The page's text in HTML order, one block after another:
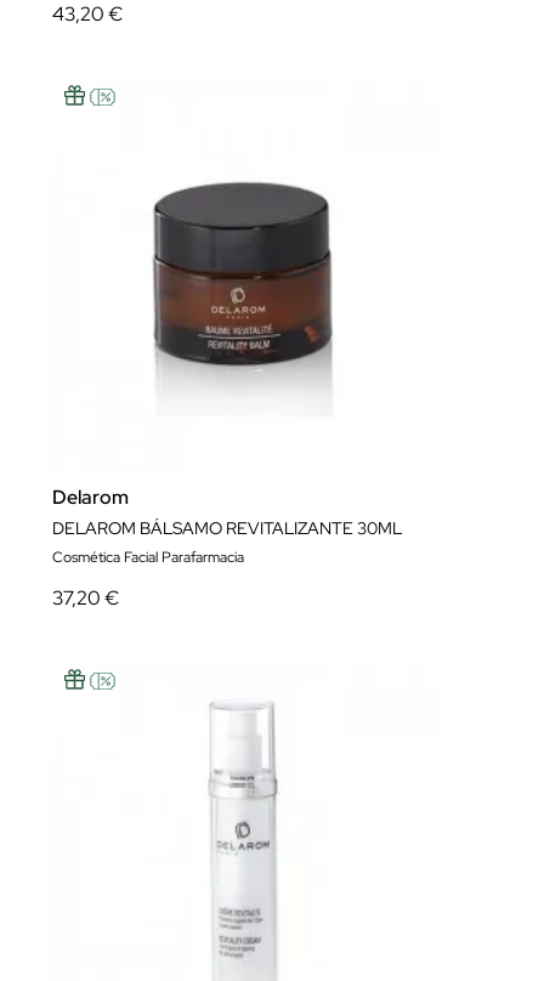
43,20 €
Delarom
DELAROM BÁLSAMO REVITALIZANTE 30ML
Cosmética Facial Parafarmacia
37,20 €